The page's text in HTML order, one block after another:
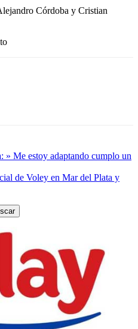
Córdoba y Cristian
» Me estoy adaptando cumplo un
de Voley en Mar del Plata y